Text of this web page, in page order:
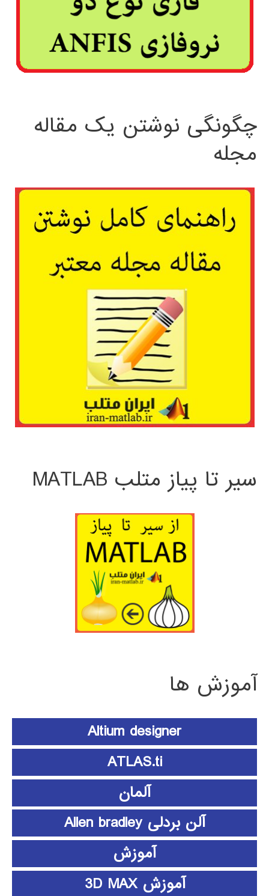
چگونگی نوشتن یک مقاله
مجله
سیر تا پیاز متلب MATLAB
آموزش ها
Altium designer
ATLAS.ti
آلمان
آلن بردلی Allen bradley
آموزش
آموزش 3D MAX